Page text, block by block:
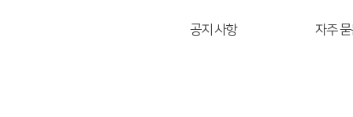
공지 사항 자주